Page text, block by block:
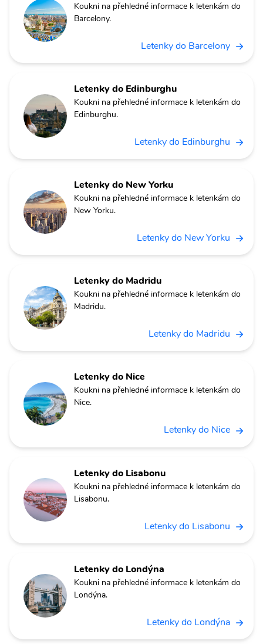
Koukni na přehledné informace k letenkám do
Barcelony.
Letenky do Barcelony
Letenky do Edinburghu
Koukni na přehledné informace k letenkám do
Edinburghu.
Letenky do Edinburghu
Letenky do New Yorku
Koukni na přehledné informace k letenkám do
New Yorku.
Letenky do New Yorku
Letenky do Madridu
Koukni na přehledné informace k letenkám do
Madridu.
Letenky do Madridu
Letenky do Nice
Koukni na přehledné informace k letenkám do
Nice.
Letenky do Nice
Letenky do Lisabonu
Koukni na přehledné informace k letenkám do
Lisabonu.
Letenky do Lisabonu
Letenky do Londýna
Koukni na přehledné informace k letenkám do
Londýna.
Letenky do Londýna